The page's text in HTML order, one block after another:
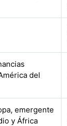
del
emergente
y África